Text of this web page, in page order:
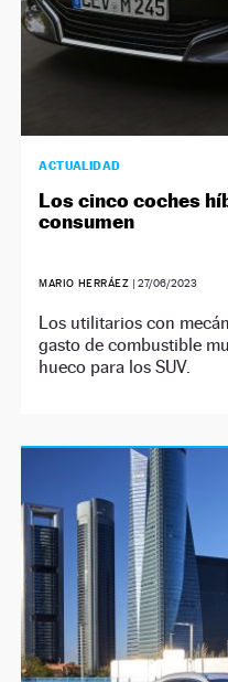
ACTUALIDAD
Los cinco coches
consumen
MARIO HERRÁEZ | 27/06/2023
Los utilitarios con
gasto de combustible
hueco para los SUV.